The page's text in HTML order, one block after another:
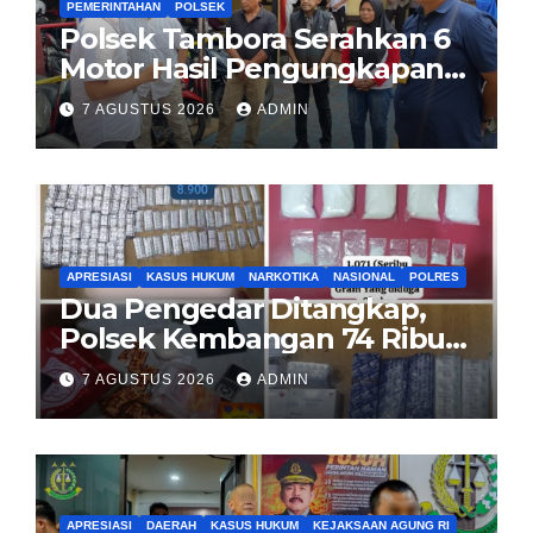
PEMERINTAHAN
POLSEK
Polsek Tambora Serahkan 6
Motor Hasil Pengungkapan
Kasus Curanmor Kepada
Pemilik Yang sah
7 AGUSTUS 2026 ADMIN
APRESIASI KASUS HUKUM NARKOTIKA NASIONAL POLRES
Dua Pengedar Ditangkap,
Polsek Kembangan 74 Ribu
Obat Keras, Sabu Hingga
Puluhan Vape Etomidate
Diamankan
7 AGUSTUS 2026 ADMIN
APRESIASI DAERAH KASUS HUKUM KEJAKSAAN AGUNG RI